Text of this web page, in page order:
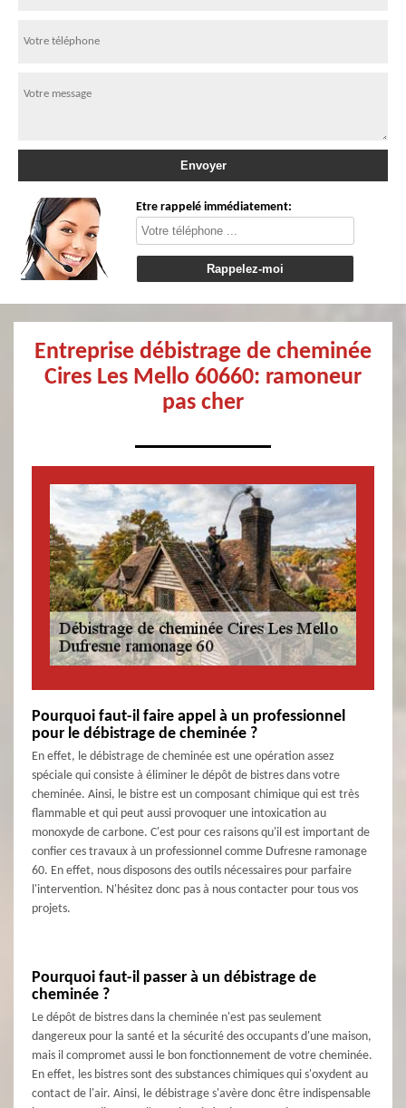
Etre rappelé immédiatement:
Entreprise débistrage de cheminée
Cires Les Mello 60660: ramoneur
pas cher
Pourquoi faut-il faire appel à un professionnel
pour le débistrage de cheminée ?
En effet, le débistrage de cheminée est une opération assez
spéciale qui consiste à éliminer le dépôt de bistres dans votre
cheminée. Ainsi, le bistre est un composant chimique qui est très
flammable et qui peut aussi provoquer une intoxication au
monoxyde de carbone. C'est pour ces raisons qu'il est important de
confier ces travaux à un professionnel comme Dufresne ramonage
60. En effet, nous disposons des outils nécessaires pour parfaire
l'intervention. N'hésitez donc pas à nous contacter pour tous vos
projets.
Pourquoi faut-il passer à un débistrage de
cheminée ?
Le dépôt de bistres dans la cheminée n'est pas seulement
dangereux pour la santé et la sécurité des occupants d'une maison,
mais il compromet aussi le bon fonctionnement de votre cheminée.
En effet, les bistres sont des substances chimiques qui s'oxydent au
contact de l'air. Ainsi, le débistrage s'avère donc être indispensable